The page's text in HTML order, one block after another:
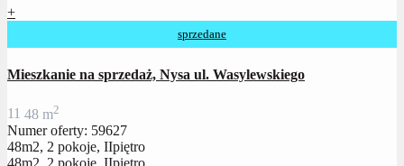
+
sprzedane
Mieszkanie na sprzedaż, Nysa ul. Wasylewskiego
11 48 m2
Numer oferty: 59627
48m2, 2 pokoje, IIpiętro
48m2, 2 pokoje, IIpiętro